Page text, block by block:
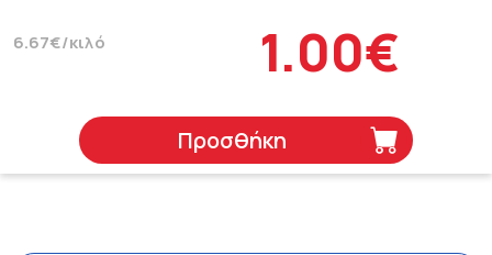
6.67€/κιλό 1.00€
Προσθήκη